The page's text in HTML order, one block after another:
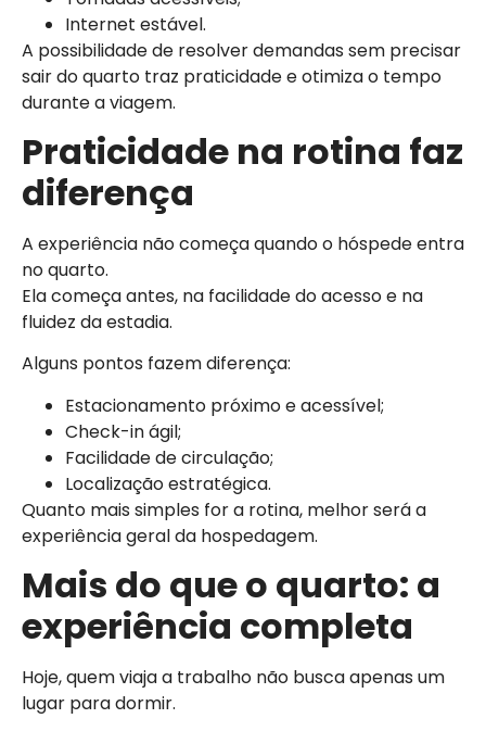
Internet estável.
A possibilidade de resolver demandas sem precisar
sair do quarto traz praticidade e otimiza o tempo
durante a viagem.
Praticidade na rotina faz
diferença
A experiência não começa quando o hóspede entra
no quarto.
Ela começa antes, na facilidade do acesso e na
fluidez da estadia.
Alguns pontos fazem diferença:
Estacionamento próximo e acessível;
Check-in ágil;
Facilidade de circulação;
Localização estratégica.
Quanto mais simples for a rotina, melhor será a
experiência geral da hospedagem.
Mais do que o quarto: a
experiência completa
Hoje, quem viaja a trabalho não busca apenas um
lugar para dormir.